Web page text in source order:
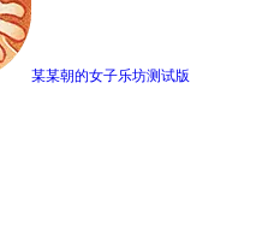
某某朝的女子乐坊测试版